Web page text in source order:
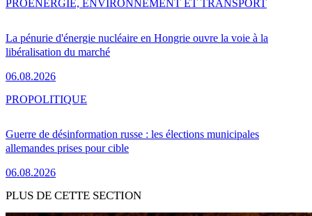
La pénurie d'énergie nucléaire en Hongrie ouvre la voie à la
libéralisation du marché
06.08.2026
PROENERGIE, ENVIRONNEMENT ET TRANSPORT
Guerre de désinformation russe : les élections municipales
allemandes prises pour cible
06.08.2026
PROPOLITIQUE
PLUS DE CETTE SECTION